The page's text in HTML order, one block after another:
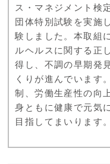
ス・マネジメント検
団体特別試験を実施
験しました。本取組
ルヘルスに関する正
得し、不調の早期発
くりが進んでいます
制、労働生産性の向
身ともに健康で元気
目指してまいります。